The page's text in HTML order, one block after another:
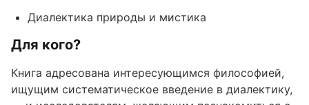
Диалектика природы и мистика
Для кого?
Книга адресована интересующимся философией,
ищущим систематическое введение в диалектику,